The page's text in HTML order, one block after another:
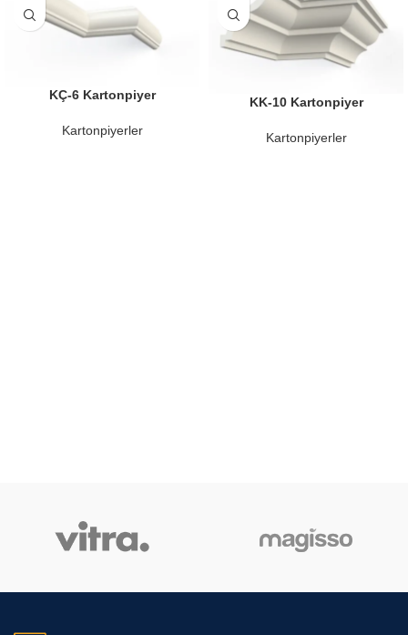
KÇ-6 Kartonpiyer
Kartonpiyerler
KK-10 Kartonpiyer
Kartonpiyerler